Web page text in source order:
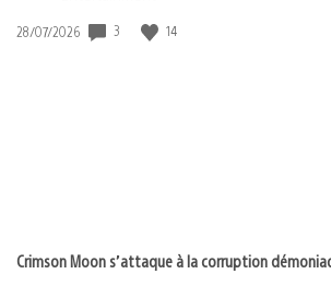
Date
28/07/2026 3 14
Crimson Moon s’attaque à la corruption